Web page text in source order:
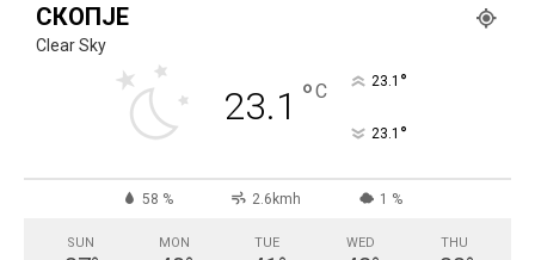
СКОПЈЕ
Clear Sky
23.1 °C 23.1 °
23.1 °
58 % 2.6kmh 1 %
SUN MON TUE WED THU